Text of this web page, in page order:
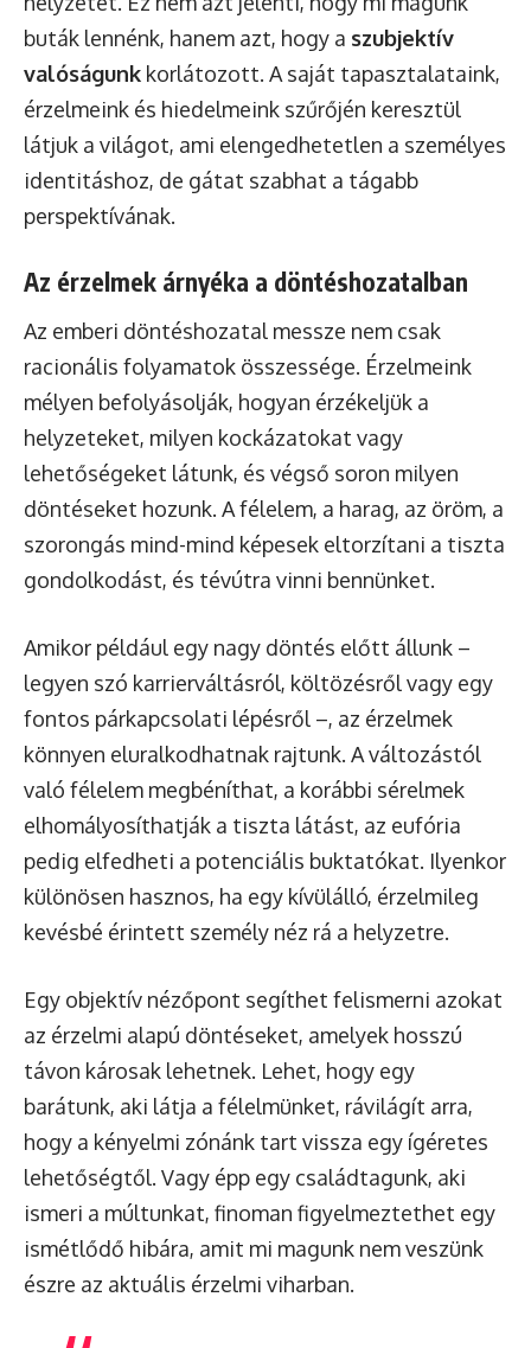
buták lennénk, hanem azt, hogy a szubjektív
valóságunk korlátozott. A saját tapasztalataink,
érzelmeink és hiedelmeink szűrőjén keresztül
látjuk a világot, ami elengedhetetlen a személyes
identitáshoz, de gátat szabhat a tágabb
perspektívának.
Az érzelmek árnyéka a döntéshozatalban
Az emberi döntéshozatal messze nem csak
racionális folyamatok összessége. Érzelmeink
mélyen befolyásolják, hogyan érzékeljük a
helyzeteket, milyen kockázatokat vagy
lehetőségeket látunk, és végső soron milyen
döntéseket hozunk. A félelem, a harag, az öröm, a
szorongás mind-mind képesek eltorzítani a tiszta
gondolkodást, és tévútra vinni bennünket.
Amikor például egy nagy döntés előtt állunk –
legyen szó karrierváltásról, költözésről vagy egy
fontos párkapcsolati lépésről –, az érzelmek
könnyen eluralkodhatnak rajtunk. A változástól
való félelem megbéníthat, a korábbi sérelmek
elhomályosíthatják a tiszta látást, az eufória
pedig elfedheti a potenciális buktatókat. Ilyenkor
különösen hasznos, ha egy kívülálló, érzelmileg
kevésbé érintett személy néz rá a helyzetre.
Egy objektív nézőpont segíthet felismerni azokat
az érzelmi alapú döntéseket, amelyek hosszú
távon károsak lehetnek. Lehet, hogy egy
barátunk, aki látja a félelmünket, rávilágít arra,
hogy a kényelmi zónánk tart vissza egy ígéretes
lehetőségtől. Vagy épp egy családtagunk, aki
ismeri a múltunkat, finoman figyelmeztethet egy
ismétlődő hibára, amit mi magunk nem veszünk
észre az aktuális érzelmi viharban.